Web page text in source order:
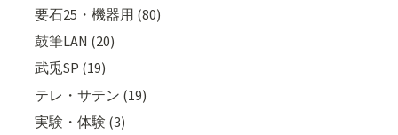
要石25・機器用 (80)
鼓筆LAN (20)
武兎SP (19)
テレ・サテン (19)
実験・体験 (3)